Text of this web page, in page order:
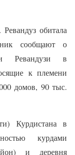
обитала
сообщают о
Ревандузи в
к племени
домов, 90 тыс.
Курдистана в
курдами
и деревня